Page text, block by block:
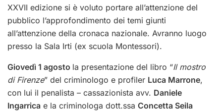
XXVII edizione si è voluto portare all’attenzione del
pubblico l’approfondimento dei temi giunti
all’attenzione della cronaca nazionale. Avranno luogo
presso la Sala Irti (ex scuola Montessori).
Giovedì 1 agosto la presentazione del libro “Il mostro
di Firenze” del criminologo e profiler Luca Marrone,
con lui il penalista – cassazionista avv. Daniele
Ingarrica e la criminologa dott.ssa Concetta Seila